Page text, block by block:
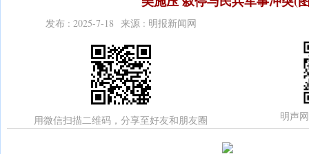
发布 : 2025-7-18 来源 : 明报新闻网
用微信扫描二维码，分享至好友和朋友圈 明声